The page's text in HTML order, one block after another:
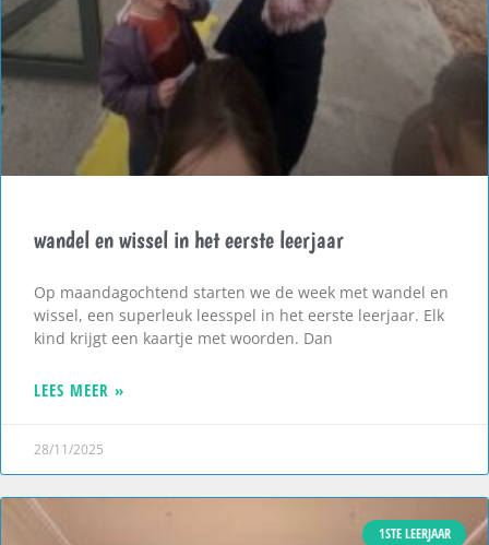
wandel en wissel in het eerste leerjaar
Op maandagochtend starten we de week met wandel en
wissel, een superleuk leesspel in het eerste leerjaar. Elk
kind krijgt een kaartje met woorden. Dan
LEES MEER »
28/11/2025
1STE LEERJAAR